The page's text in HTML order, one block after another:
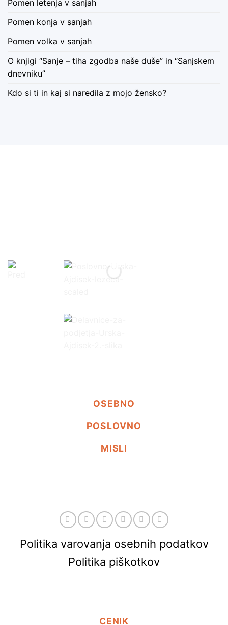
Pomen letenja v sanjah
Pomen konja v sanjah
Pomen volka v sanjah
O knjigi “Sanje – tiha zgodba naše duše” in “Sanjskem
dnevniku”
Kdo si ti in kaj si naredila z mojo žensko?
OSEBNO
POSLOVNO
MISLI
Politika varovanja osebnih podatkov
Politika piškotkov
CENIK